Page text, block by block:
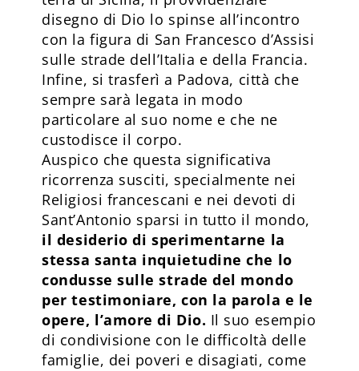
disegno di Dio lo spinse all’incontro
con la figura di San Francesco d’Assisi
sulle strade dell’Italia e della Francia.
Infine, si trasferì a Padova, città che
sempre sarà legata in modo
particolare al suo nome e che ne
custodisce il corpo.
Auspico che questa significativa
ricorrenza susciti, specialmente nei
Religiosi francescani e nei devoti di
Sant’Antonio sparsi in tutto il mondo,
il desiderio di sperimentarne la
stessa santa inquietudine che lo
condusse sulle strade del mondo
per testimoniare, con la parola e le
opere, l’amore di Dio. Il suo esempio
di condivisione con le difficoltà delle
famiglie, dei poveri e disagiati, come